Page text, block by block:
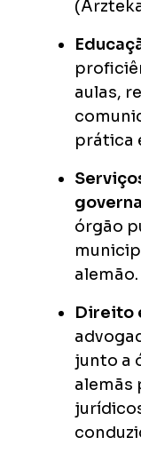
aulas,
prática
órgão
alemão.
Direito
junto a
alemãs